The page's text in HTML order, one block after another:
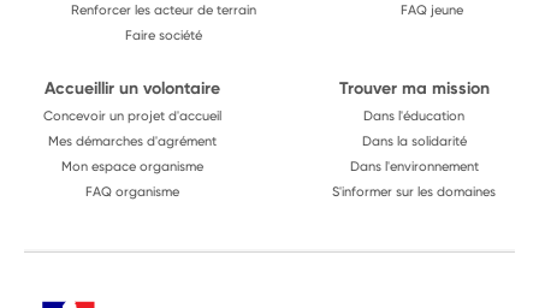
Renforcer les acteur de terrain
Faire société
FAQ jeune
Accueillir un volontaire
Concevoir un projet d'accueil
Mes démarches d'agrément
Mon espace organisme
FAQ organisme
Trouver ma mission
Dans l'éducation
Dans la solidarité
Dans l'environnement
S'informer sur les domaines